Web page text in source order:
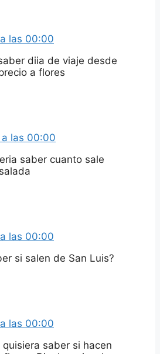
las 00:00
diia de viaje desde
a flores
las 00:00
saber cuanto sale
las 00:00
si salen de San Luis?
las 00:00
saber si hacen